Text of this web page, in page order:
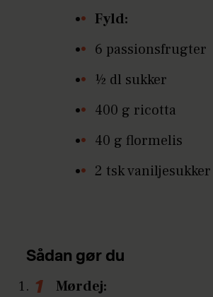
Fyld:
6 passionsfrugter
½ dl sukker
400 g ricotta
40 g flormelis
2 tsk vaniljesukker
Sådan gør du
Mørdej: